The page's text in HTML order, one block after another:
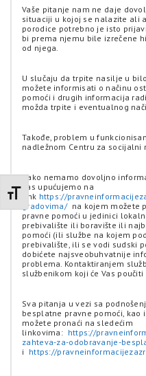
Promenite veličinu slova
Vaše pitanje nam ne daje
situaciji u kojoj se nalazite ali
porodice potrebno je isto
bi prema njemu bile izrečene
od njega.
U slučaju da trpite nasilje u
možete informisati o načinu
pomoći i drugih informacija
možda trpite i eventualnog
Takođe, problem u
nadležnom Centru za socijalni
Kako nemamo dovoljno
Vas upućujemo na
link https://
gradovima/na kojem možete
pravne pomoći u jedinici
prebivalište ili boravište ili
pomoći (ili službe na kojem
prebivalište, ili se vodi sudski
dobićete najsveobuhvatnije
problema. Kontaktiranjem
službenikom koji će Vas poučiti
Sva pitanja u vezi sa
besplatne pravne pomoći, kao
možete pronaći na sledećim
linkovima: https://
zahteva-za-odobravanje-
i https://